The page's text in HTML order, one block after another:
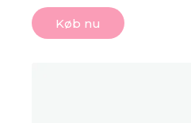
Køb nu